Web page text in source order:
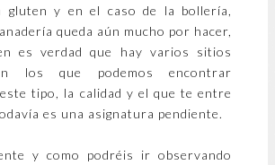
gluten y en el caso de la bollería,
queda aún mucho por hacer,
es verdad que hay varios sitios
los que podemos encontrar
tipo, la calidad y el que te entre
es una asignatura pendiente.
y como podréis ir observando